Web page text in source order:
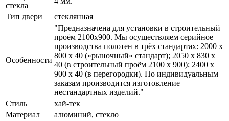
стекла
Тип двери
стеклянная
Особенности
"Предназначена для установки в строительный
проём 2100х900. Мы осуществляем серийное
производства полотен в трёх стандартах: 2000 х
800 х 40 («рыночный» стандарт); 2050 х 830 х
40 (в строительный проём 2100 х 900); 2400 х
900 х 40 (в перегородки). По индивидуальным
заказам производится изготовление
нестандартных изделий."
Стиль
хай-тек
Материал
алюминий, стекло